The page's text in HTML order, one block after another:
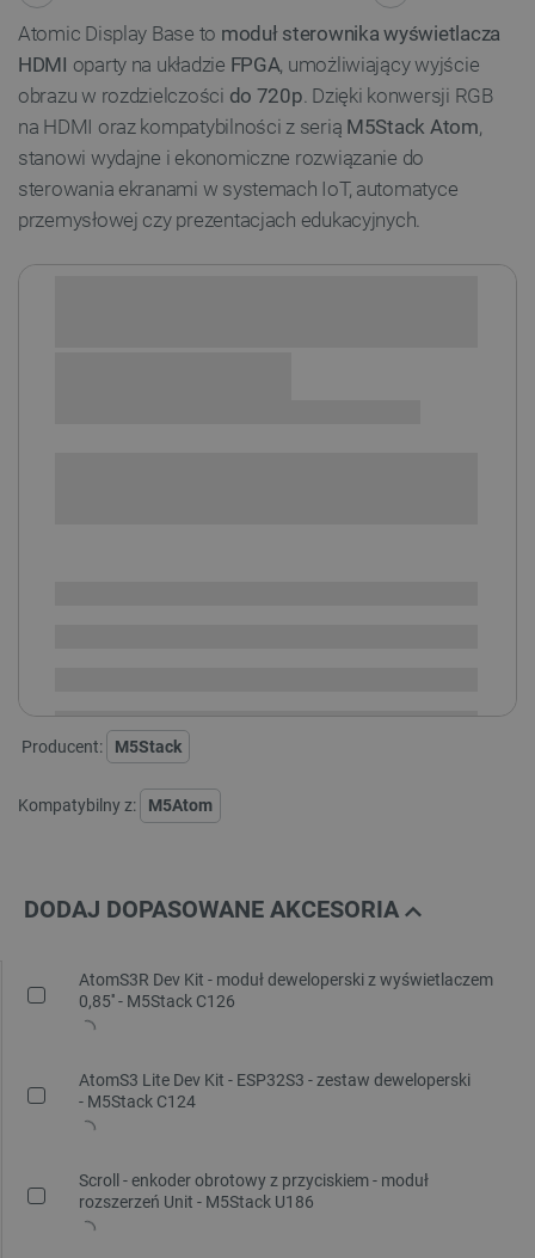
Atomic Display Base to moduł sterownika wyświetlacza
HDMI oparty na układzie FPGA, umożliwiający wyjście
obrazu w rozdzielczości do 720p. Dzięki konwersji RGB
na HDMI oraz kompatybilności z serią M5Stack Atom,
stanowi wydajne i ekonomiczne rozwiązanie do
sterowania ekranami w systemach IoT, automatyce
przemysłowej czy prezentacjach edukacyjnych.
Producent: M5Stack
Kompatybilny z: M5Atom
DODAJ DOPASOWANE AKCESORIA
AtomS3R Dev Kit - moduł deweloperski z wyświetlaczem
0,85'' - M5Stack C126
AtomS3 Lite Dev Kit - ESP32S3 - zestaw deweloperski
- M5Stack C124
Scroll - enkoder obrotowy z przyciskiem - moduł
rozszerzeń Unit - M5Stack U186